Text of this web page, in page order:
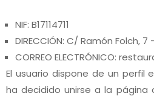
NIF: B17114711
DIRECCIÓN: C/ Ramón Folch, 7
CORREO ELECTRÓNICO:
El usuario dispone de un perfil
ha decidido unirse a la página